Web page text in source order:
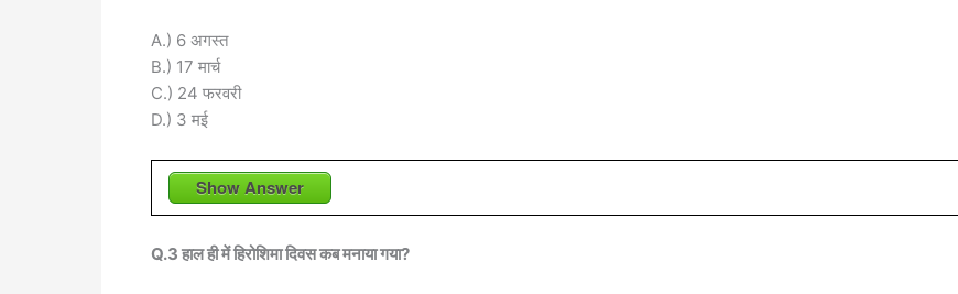
A.) 6 अगस्त
B.) 17 मार्च
C.) 24 फरवरी
D.) 3 मई
Show Answer
Q.3 हाल ही में हिरोशिमा दिवस कब मनाया गया?